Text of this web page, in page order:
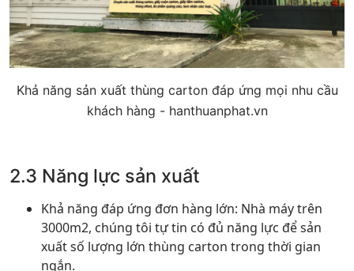
Khả năng sản xuất thùng carton đáp ứng mọi nhu cầu
khách hàng - hanthuanphat.vn
2.3 Năng lực sản xuất
Khả năng đáp ứng đơn hàng lớn: Nhà máy trên
3000m2, chúng tôi tự tin có đủ năng lực để sản
xuất số lượng lớn thùng carton trong thời gian
ngắn.